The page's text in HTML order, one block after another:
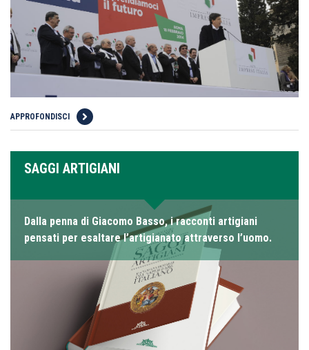
APPROFONDISCI
SAGGI ARTIGIANI
Dalla penna di Giacomo Basso, i racconti artigiani
pensati per esaltare l’artigianato attraverso l’uomo.